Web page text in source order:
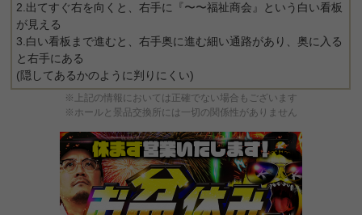
2.出てすぐ右を向くと、右手に『〜〜福祉商会』という白い看板
が見える
3.白い看板まで進むと、右手奥に進む細い通路があり、奥に入る
と右手にある
(隠してあるかのように判りにくい)
※上記の情報においては正確でない場合もございます
※ホールと景品交換所には一切の関係性がありません